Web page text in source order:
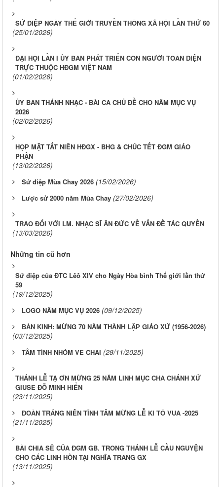
SỨ ĐIỆP NGÀY THẾ GIỚI TRUYỀN THÔNG XÃ HỘI LẦN THỨ 60
(25/01/2026)
ĐẠI HỘI LẦN I ỦY BAN PHÁT TRIỂN CON NGƯỜI TOÀN DIỆN
TRỰC THUỘC HĐGM VIỆT NAM
(01/02/2026)
ỦY BAN THÁNH NHẠC - BÀI CA CHỦ ĐỀ CHO NĂM MỤC VỤ
2026
(02/02/2026)
HỌP MẶT TẤT NIÊN HĐGX - BHG & CHÚC TẾT ĐGM GIÁO
PHẬN
(13/02/2026)
Sứ điệp Mùa Chay 2026 (15/02/2026)
Lược sử 2000 năm Mùa Chay (27/02/2026)
TRAO ĐỔI VỚI LM. NHẠC SĨ ÂN ĐỨC VỀ VẤN ĐỀ TÁC QUYỀN
(13/03/2026)
Những tin cũ hơn
Sứ điệp của ĐTC Lêô XIV cho Ngày Hòa bình Thế giới lần thứ
59
(19/12/2025)
LOGO NĂM MỤC VỤ 2026 (09/12/2025)
BẢN KINH: MỪNG 70 NĂM THÀNH LẬP GIÁO XỨ (1956-2026)
(03/12/2025)
TÂM TÌNH NHÓM VE CHAI (28/11/2025)
THÁNH LỄ TẠ ƠN MỪNG 25 NĂM LINH MỤC CHA CHÁNH XỨ
GIUSE ĐỖ MINH HIỂN
(23/11/2025)
ĐOÀN TRÁNG NIÊN TĨNH TÂM MỪNG LỄ KI TÔ VUA -2025
(21/11/2025)
BÀI CHIA SẺ CỦA ĐGM GB. TRONG THÁNH LỄ CẦU NGUYỆN
CHO CÁC LINH HỒN TẠI NGHĨA TRANG GX
(13/11/2025)